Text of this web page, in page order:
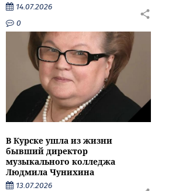
14.07.2026
0
В Курске ушла из жизни
бывший директор
музыкального колледжа
Людмила Чунихина
13.07.2026